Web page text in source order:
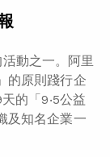
動之一。阿里
的原則踐行企
的「9‧5公益
及知名企業一